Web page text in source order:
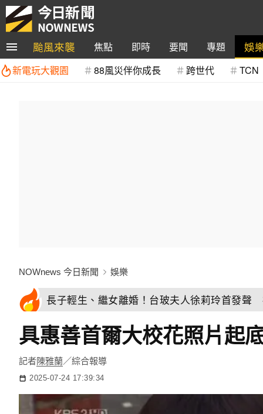
颱風來襲 焦點 即時 要聞 專題 娛
新電玩大觀園 88風災伴你成長 跨世代 TCN
NOWnews 今日新聞 娛樂
長子輕生、繼女離婚！台玻夫人徐莉玲首發聲
具惠善首爾大校花照片起
記者陳雅蘭／綜合報導
2025-07-24 17:39:34